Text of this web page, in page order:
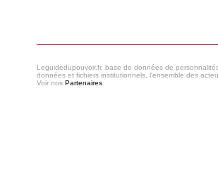
Leguidedupouvoir.fr, base de données de
données et fichiers institutionnels, l'ensemble des
Voir nos Partenaires